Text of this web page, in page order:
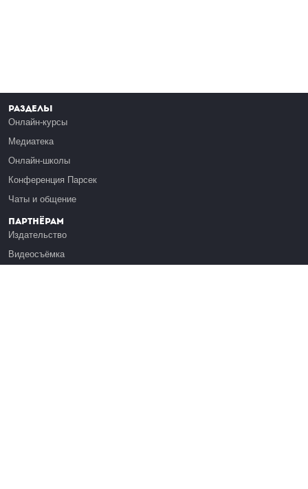
Разделы
Онлайн-курсы
Медиатека
Онлайн-школы
Конференция Парсек
Чаты и общение
Партнёрам
Издательство
Видеосъёмка